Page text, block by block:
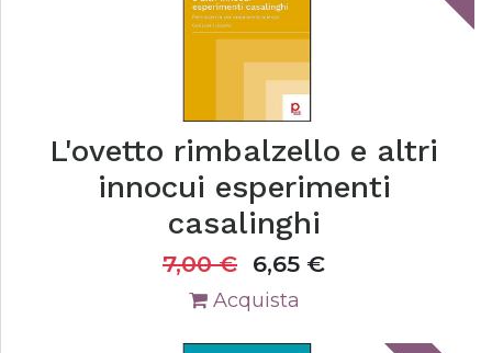
L'ovetto rimbalzello e altri
innocui esperimenti
casalinghi
7,00€ 6,65 €
Acquista